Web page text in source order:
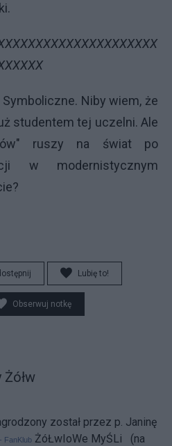
Niby wiem, że
studentem tej uczelni. Ale
ruszy na świat po
w modernistycznym
Lubię to!
Obserwuj notkę
Żółw
został przez p. Janinę
FanKlub ŻóŁwIoWe MyŚLi (na